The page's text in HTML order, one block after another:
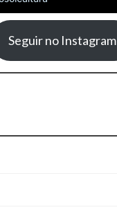
Seguir no Instagram